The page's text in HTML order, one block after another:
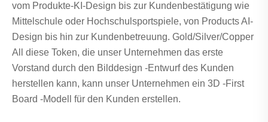
vom Produkte-KI-Design bis zur Kundenbestätigung wie
Mittelschule oder Hochschulsportspiele, von Products AI-
Design bis hin zur Kundenbetreuung. Gold/Silver/Copper
All diese Token, die unser Unternehmen das erste
Vorstand durch den Bilddesign -Entwurf des Kunden
herstellen kann, kann unser Unternehmen ein 3D -First
Board -Modell für den Kunden erstellen.